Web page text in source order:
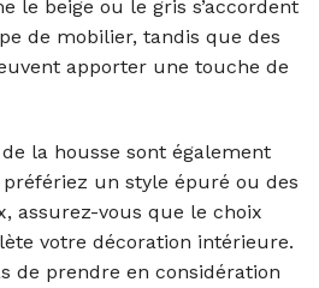
le beige ou le gris s’accordent
de mobilier, tandis que des
apporter une touche de
la housse sont également
un style épuré ou des
assurez-vous que le choix
votre décoration intérieure.
de prendre en considération